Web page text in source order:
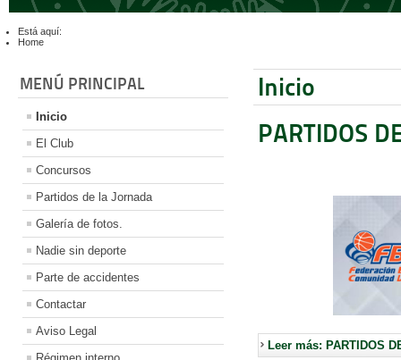
Está aquí:
Home
MENÚ PRINCIPAL
Inicio
El Club
Concursos
Partidos de la Jornada
Galería de fotos.
Nadie sin deporte
Parte de accidentes
Contactar
Aviso Legal
Inicio
PARTIDOS
Leer más: PARTIDOS